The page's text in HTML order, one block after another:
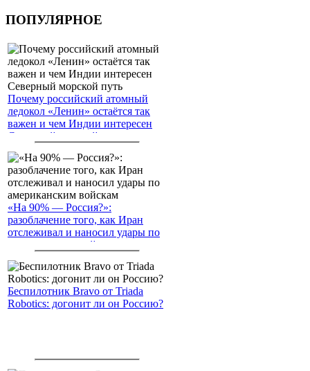
ПОПУЛЯРНОЕ
Почему российский атомный
ледокол «Ленин» остаётся так
важен и чем Индии интересен
Северный морской путь
«На 90% — Россия?»:
разоблачение того, как Иран
отслеживал и наносил удары по
американским войскам
Беспилотник Bravo от Triada
Robotics: догонит ли он Россию?